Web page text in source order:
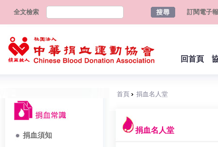
全文檢索 訂閱電子報
回首頁
捐血須知
首頁 捐血名人堂
捐血名人堂